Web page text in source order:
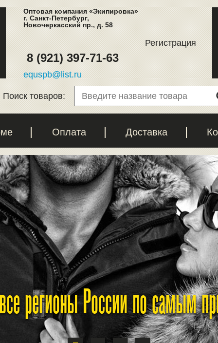
Оптовая компания «Экипировка»
г. Санкт-Петербург,
Новочеркасский пр., д. 58
8 (921) 397-71-63
equspb@list.ru
Регистрация
Поиск товаров:
Оплата Доставка
регионы России по самым